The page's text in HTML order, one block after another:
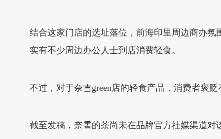
结合这家门店的选址落位，前海印里周边商办
实有不少周边办公人士到店消费轻食。
不过，对于奈雪green店的轻食产品，消费者褒
截至发稿，奈雪的茶尚未在品牌官方社媒渠道